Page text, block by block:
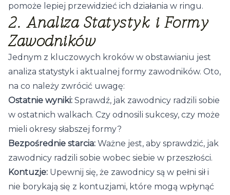
pomoże lepiej przewidzieć ich działania w ringu.
2. Analiza Statystyk i Formy
Zawodników
Jednym z kluczowych kroków w obstawianiu jest
analiza statystyk i aktualnej formy zawodników. Oto,
na co należy zwrócić uwagę:
Ostatnie wyniki: Sprawdź, jak zawodnicy radzili sobie
w ostatnich walkach. Czy odnosili sukcesy, czy może
mieli okresy słabszej formy?
Bezpośrednie starcia: Ważne jest, aby sprawdzić, jak
zawodnicy radzili sobie wobec siebie w przeszłości.
Kontuzje: Upewnij się, że zawodnicy są w pełni sił i
nie borykają się z kontuzjami, które mogą wpłynąć